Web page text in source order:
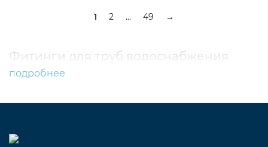
1 2 ... 49 →
Фитинги для труб водоснабжения
подробнее